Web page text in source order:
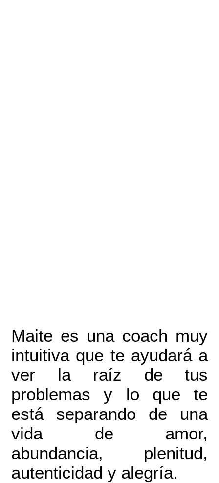
Maite es una coach muy
intuitiva que te ayudará a
ver la raíz de tus
problemas y lo que te
está separando de una
vida de amor,
abundancia, plenitud,
autenticidad y alegría.